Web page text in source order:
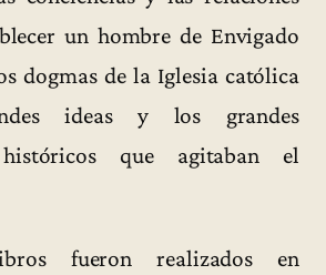
un hombre de Envigado
dogmas de la Iglesia católica
ideas y los grandes
que agitaban el
fueron realizados en